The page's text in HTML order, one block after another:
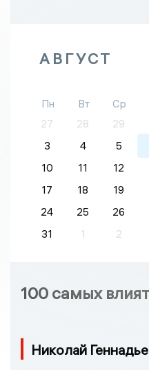
АВГУСТ
Пн Вт Ср
27
28 29
3
4 5
10
11 12
17
18 19
24
25 26
31
1 2
100 самых
Николай